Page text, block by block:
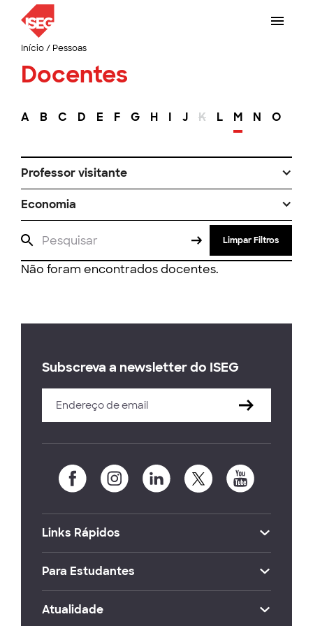
Início/ Pessoas
Docentes
A B C D E F G H I J K L M N O
Professor visitante
Economia
Limpar Filtros
Não foram encontrados docentes.
Subscreva a newsletter do ISEG
Links Rápidos
Para Estudantes
Atualidade